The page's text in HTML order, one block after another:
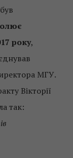
року,
МГУ.
Вікторії
так: